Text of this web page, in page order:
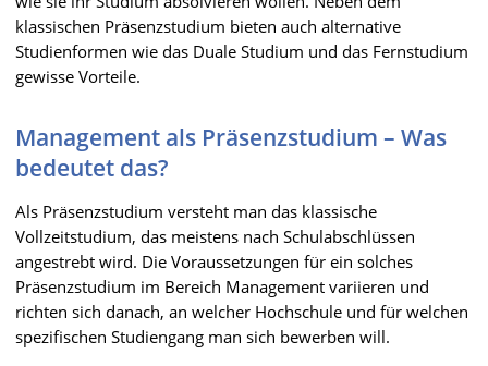
klassischen Präsenzstudium bieten auch alternative
Studienformen wie das Duale Studium und das Fernstudium
gewisse Vorteile.
Management als Präsenzstudium – Was
bedeutet das?
Als Präsenzstudium versteht man das klassische
Vollzeitstudium, das meistens nach Schulabschlüssen
angestrebt wird. Die Voraussetzungen für ein solches
Präsenzstudium im Bereich Management variieren und
richten sich danach, an welcher Hochschule und für welchen
spezifischen Studiengang man sich bewerben will.